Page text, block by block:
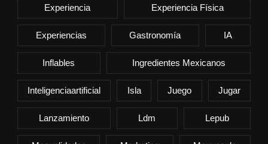
Experiencia Experiencia Física
Experiencias Gastronomía IA
Inflables Ingredientes Mexicanos
Inteligenciaartificial Isla Juego Jugar
Lanzamiento Ldm Lepub